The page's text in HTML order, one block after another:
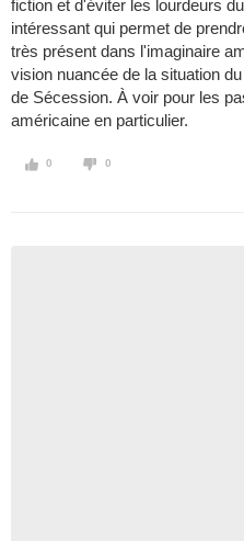
fiction et d'éviter les lourdeurs
intéressant qui permet de
très présent dans l'imaginaire
vision nuancée de la situation
de Sécession. À voir pour les
américaine en particulier.
0 0